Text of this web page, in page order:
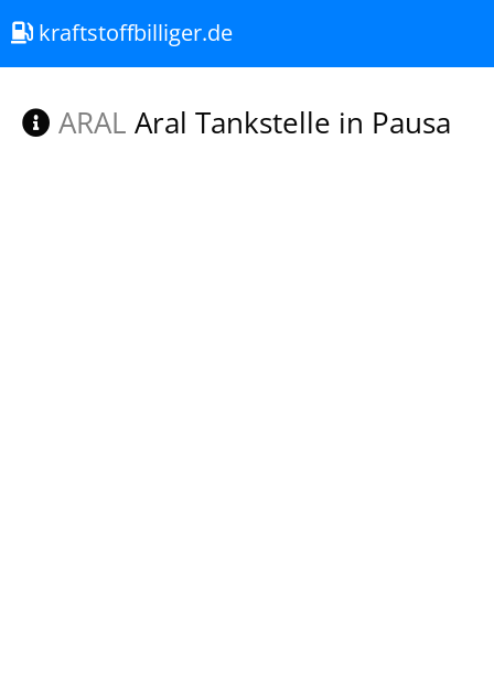
kraftstoffbilliger.de
ARAL Aral Tankstelle in Pausa